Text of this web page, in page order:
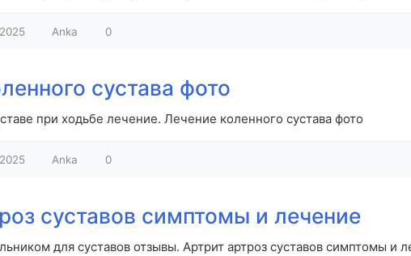
Anka 0
сустава фото
при ходьбе лечение. Лечение коленного сустава фото
Anka 0
суставов симптомы и лечение
для суставов отзывы. Артрит артроз суставов симптомы и